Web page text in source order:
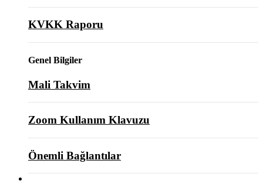
KVKK Raporu
Genel Bilgiler
Mali Takvim
Zoom Kullanım Klavuzu
Önemli Bağlantılar